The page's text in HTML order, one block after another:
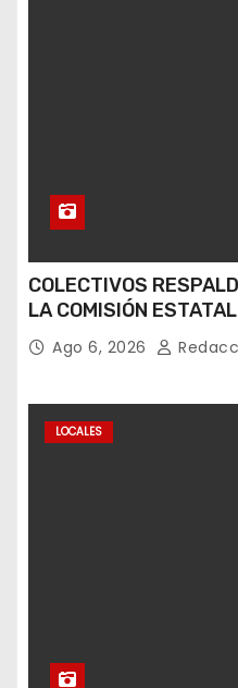
COLECTIVOS
LA COMISIÓN
PERSONAS.
Ago 6, 2026
LOCALES